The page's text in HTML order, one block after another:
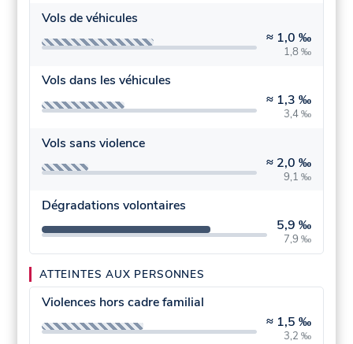
Vols de véhicules
≈ 1,0 ‰
1,8 ‰
Vols dans les véhicules
≈ 1,3 ‰
3,4 ‰
Vols sans violence
≈ 2,0 ‰
9,1 ‰
Dégradations volontaires
5,9 ‰
7,9 ‰
ATTEINTES AUX PERSONNES
Violences hors cadre familial
≈ 1,5 ‰
3,2 ‰